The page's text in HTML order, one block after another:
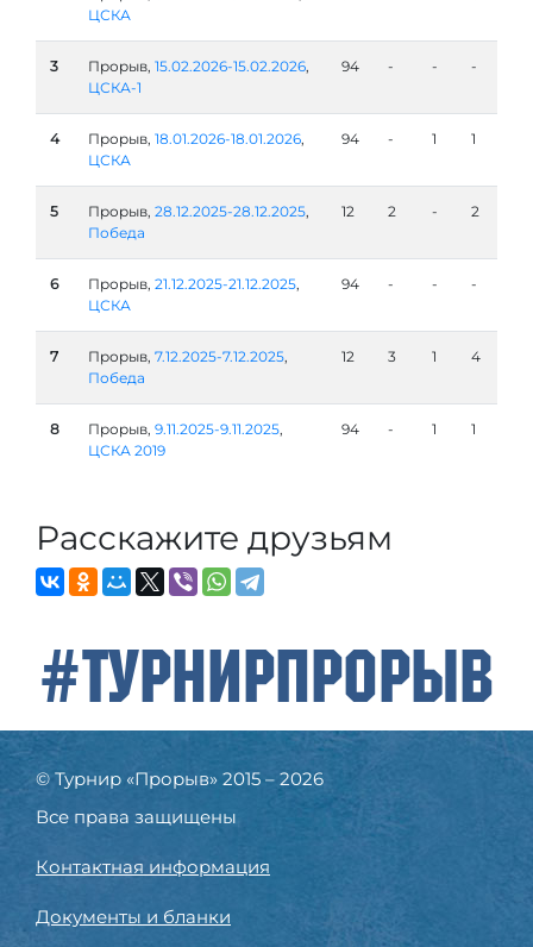
ЦСКА
3 Прорыв, 15.02.2026-15.02.2026,
ЦСКА-1
94 - - -
4 Прорыв, 18.01.2026-18.01.2026,
ЦСКА
94 - 1 1
5 Прорыв, 28.12.2025-28.12.2025,
Победа
12 2 - 2
6 Прорыв, 21.12.2025-21.12.2025,
ЦСКА
94 - - -
7 Прорыв, 7.12.2025-7.12.2025,
Победа
12 3 1 4
8 Прорыв, 9.11.2025-9.11.2025,
ЦСКА 2019
94 - 1 1
Расскажите друзьям
#ТурнирПрорыв
© Турнир «Прорыв» 2015 – 2026
Все права защищены
Контактная информация
Документы и бланки